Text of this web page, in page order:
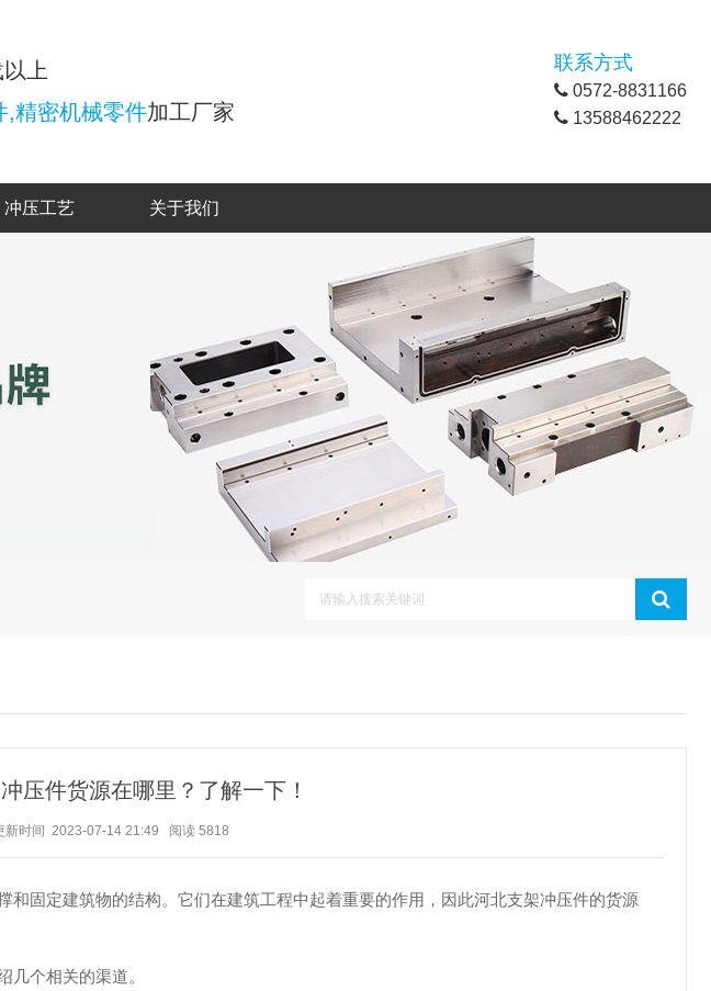
上
,精密机械零件加工厂家
联系方式
0572-8831166
13588462222
冲压工艺 关于我们
压件货源在哪里？了解一下！
新时间 2023-07-14 21:49 阅读 5818
和固定建筑物的结构。它们在建筑工程中起着重要的作用，因此河北支架冲压件的货源
几个相关的渠道。